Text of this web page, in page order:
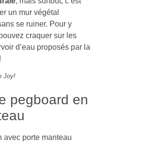
un mur végétal
se ruiner. Pour y
craquer sur les
d’eau proposés par la
Joy!
pegboard en